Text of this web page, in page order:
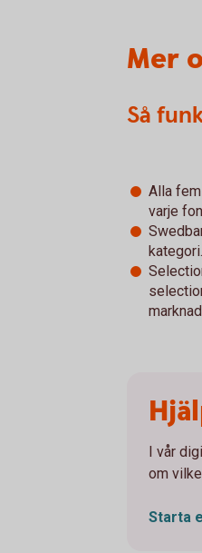
Mer
Så
Alla
varje
kategori.
I vår
om
Starta